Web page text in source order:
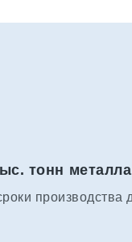
тонн
производства